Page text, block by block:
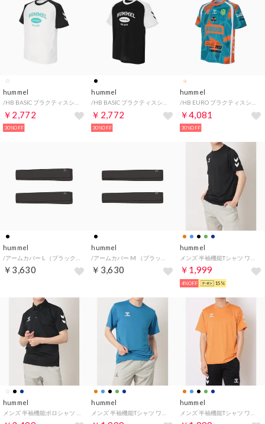
hummel
/HB BASIC プラクティスシャツ （ホワイト）
￥2,772
30%OFF
hummel
/HB BASIC プラクティスシャツ （ブラック）
￥2,772
30%OFF
hummel
/HB EURO プラクティスシャツ （ターコイズ）
￥4,081
30%OFF
hummel
￥3,630
hummel
￥3,630
hummel
￥1,999
4%OFF 15%
hummel
メンズ 半袖機能ポロシャツ ポロシャツ HAY2149 （ブラック）
hummel
メンズ 半袖機能Tシャツ ワンポイントTシャツ HAY2147 （ブリリアントブルー）
hummel
メンズ 半袖機能Tシャツ ワンポイントTシャツ HAY2147 （アプリコットオレンジ）